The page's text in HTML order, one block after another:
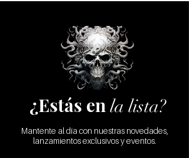
¿Estás enla lista?
Mantente al día con nuestras novedades,
lanzamientos exclusivos y eventos.